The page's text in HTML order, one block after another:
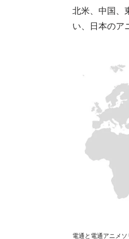
北米、中国、
い、日本のア
電通と電通アニメ